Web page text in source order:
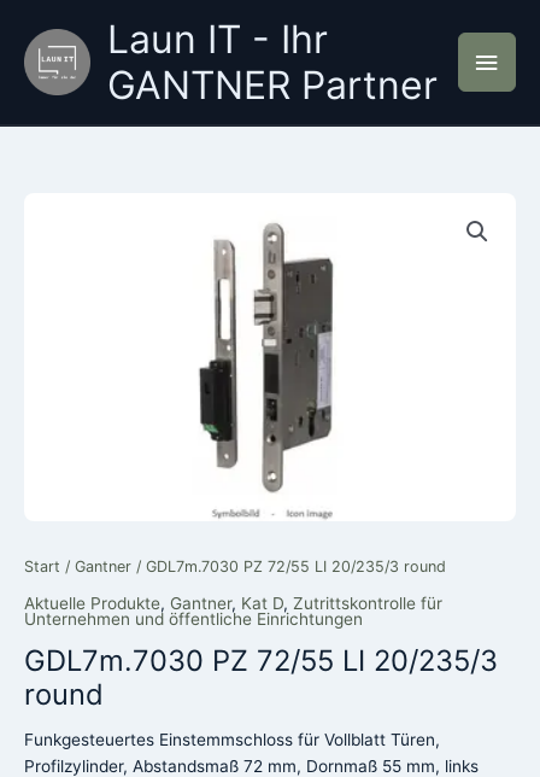
Inhalt
springen
Laun IT - Ihr
GANTNER Partner
Start / Gantner / GDL7m.7030 PZ 72/55 LI 20/235/3 round
Aktuelle Produkte, Gantner, Kat D, Zutrittskontrolle für
Unternehmen und öffentliche Einrichtungen
GDL7m.7030 PZ 72/55 LI 20/235/3
round
Funkgesteuertes Einstemmschloss für Vollblatt Türen,
Profilzylinder, Abstandsmaß 72 mm, Dornmaß 55 mm, links